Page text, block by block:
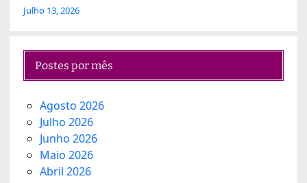
Julho 13, 2026
Postes por mês
Agosto 2026
Julho 2026
Junho 2026
Maio 2026
Abril 2026